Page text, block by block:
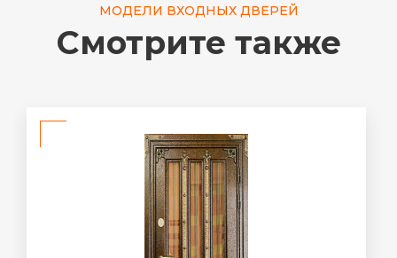
МОДЕЛИ ВХОДНЫХ ДВЕРЕЙ
Смотрите также